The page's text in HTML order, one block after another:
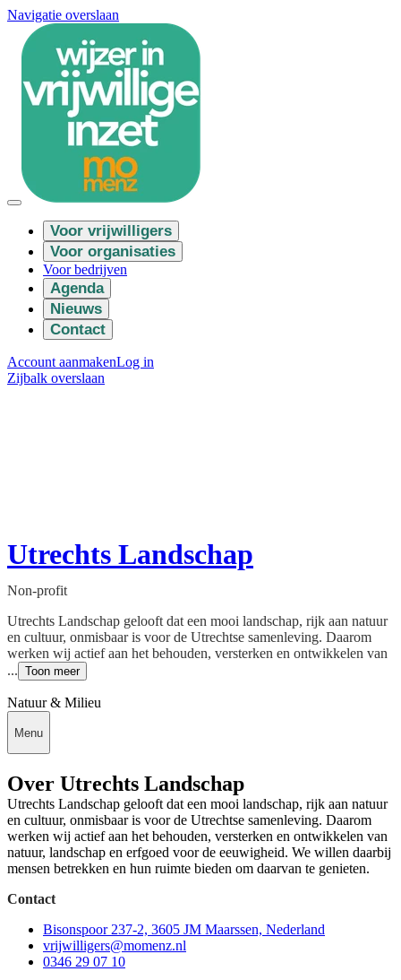
Navigatie overslaan
Voor vrijwilligers
Voor organisaties
Voor bedrijven
Agenda
Nieuws
Contact
Account aanmakenLog in
Zijbalk overslaan
Utrechts Landschap
Non-profit
Utrechts Landschap gelooft dat een mooi landschap, rijk aan natuur
en cultuur, onmisbaar is voor de Utrechtse samenleving. Daarom
werken wij actief aan het behouden, versterken en ontwikkelen van
... Toon meer
Natuur & Milieu
Menu
Over Utrechts Landschap
Utrechts Landschap gelooft dat een mooi landschap, rijk aan natuur
en cultuur, onmisbaar is voor de Utrechtse samenleving. Daarom
werken wij actief aan het behouden, versterken en ontwikkelen van
natuur, landschap en erfgoed voor de eeuwigheid. We willen daarbij
mensen betrekken en hun ruimte bieden om daarvan te genieten.
Contact
Bisonspoor 237-2, 3605 JM Maarssen, Nederland
vrijwilligers@momenz.nl
0346 29 07 10